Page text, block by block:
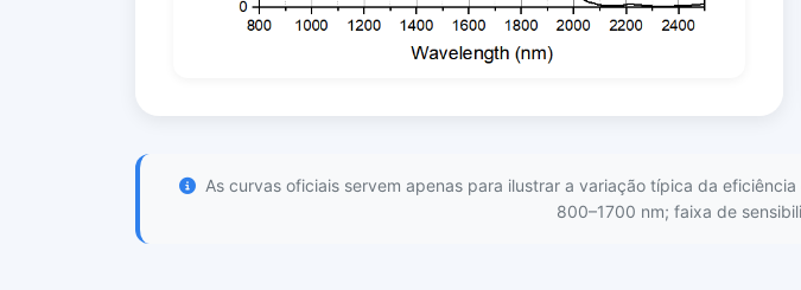
As curvas oficiais servem apenas para ilustrar a variação típica da
800–1700 nm; faixa de